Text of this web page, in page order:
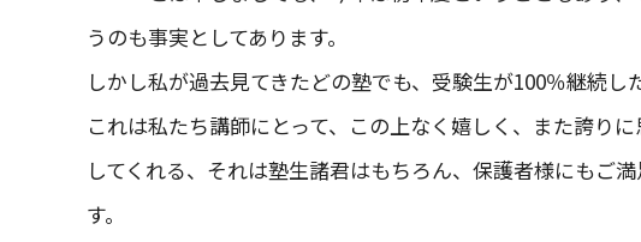
うのも事実としてあります。
しかし私が過去見てきたどの塾でも、受験生が100％継続し
これは私たち講師にとって、この上なく嬉しく、また誇り
してくれる、それは塾生諸君はもちろん、保護者様にもご
す。